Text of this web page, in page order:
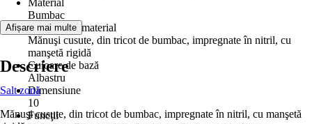
Material
Bumbac
Compoziţie material
Mănuşi cusute, din tricot de bumbac, impregnate în nitril, cu
manşetă rigidă
Culoare de bază
Albastru
Dimensiune
10
Funcţii
Afișare mai multe
Descriere
Salt zonă
Mănuşi cusute, din tricot de bumbac, impregnate în nitril, cu manşetă